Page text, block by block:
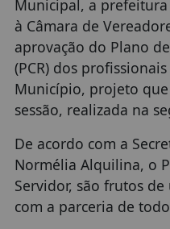
Municipal, a
à Câmara de
aprovação do Plano
(PCR) dos
Município, projeto
sessão, realizada na
De acordo com a
Normélia Alquilina, o
Servidor, são frutos
com a parceria de